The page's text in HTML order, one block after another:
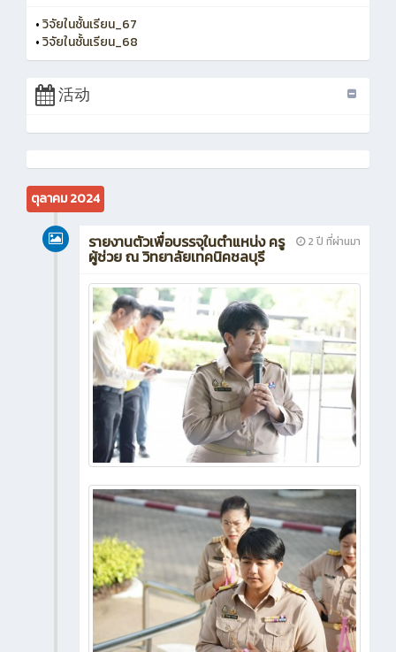
•วิจัยในชั้นเรียน_67
•วิจัยในชั้นเรียน_68
活动
ตุลาคม 2024
2 ปี ที่ผ่านมา
รายงานตัวเพื่อบรรจุในตำแหน่ง ครู
ผู้ช่วย ณ วิทยาลัยเทคนิคชลบุรี